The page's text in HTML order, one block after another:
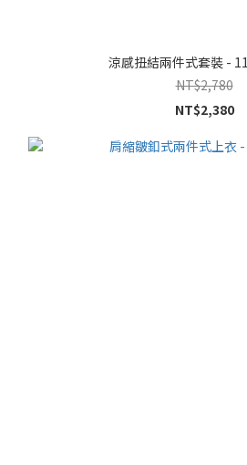
涼感扭結兩件式套裝 -
NT$2,780
NT$2,380